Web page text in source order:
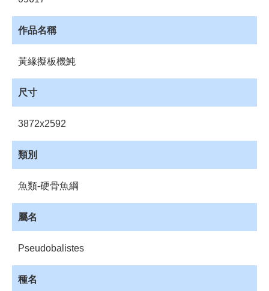
購
物
車
理
資
理
源
藏
入
作品名稱
黃緣擬板機魨
尺寸
3872x2592
類別
魚類-硬骨魚綱
屬名
Pseudobalistes
種名